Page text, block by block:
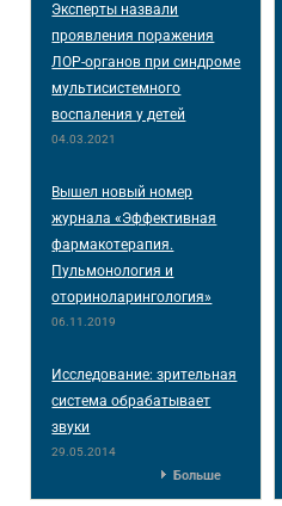
Эксперты назвали
проявления поражения
ЛОР-органов при синдроме
мультисистемного
воспаления у детей
04.03.2021
Вышел новый номер
журнала «Эффективная
фармакотерапия.
Пульмонология и
оториноларингология»
06.11.2019
Исследование: зрительная
система обрабатывает
звуки
29.05.2014
Больше